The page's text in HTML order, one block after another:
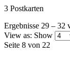
3 Postkarten
Ergebnisse 29 – 32
View as: Show
Seite 8 von 22